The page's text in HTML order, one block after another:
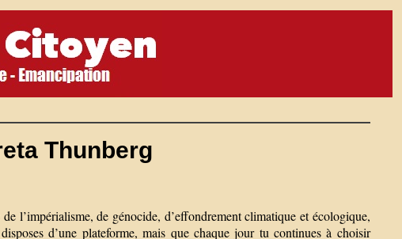
Thunberg
l’impérialisme, de génocide, d’effondrement climatique et écologique,
d’une plateforme, mais que chaque jour tu continues à choisir